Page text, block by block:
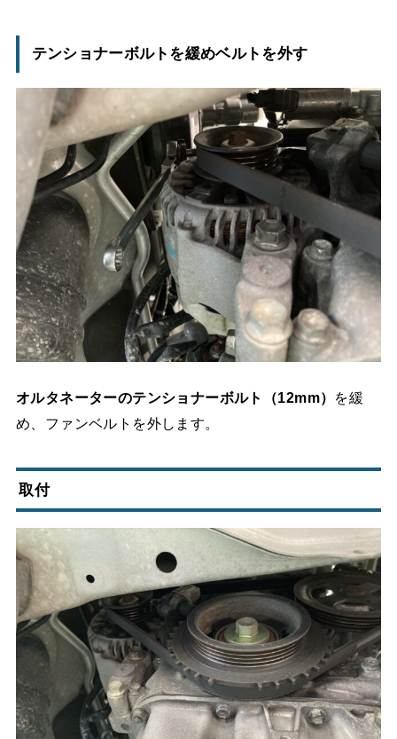
テンショナーボルトを緩めベルトを外す
オルタネーターのテンショナーボルト（12mm） を緩
め、ファンベルトを外します。
取付